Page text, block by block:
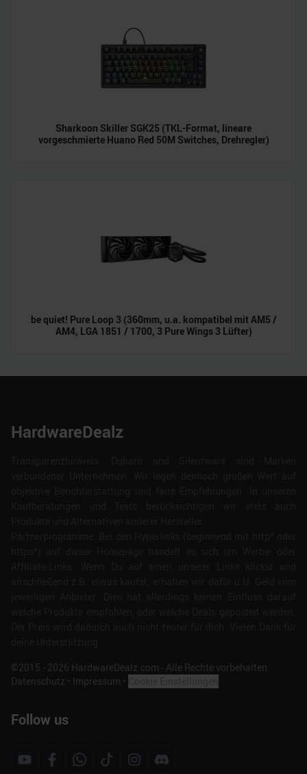
Sharkoon Skiller SGK25 (TKL-Format, lineare
vorgeschmierte Huano Red 50M Switches, Drehregler)
be quiet! Pure Loop 3 (360mm, u.a. kompatibel mit AM5 /
AM4, LGA 1851 / 1700, 3 Pure Wings 3 Lüfter)
HardwareDealz
©2015 - 2026 HardwareDealz.com - Alle Rechte vorbehalten.
Datenschutz • Impressum •
Follow us